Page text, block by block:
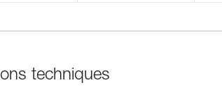
techniques